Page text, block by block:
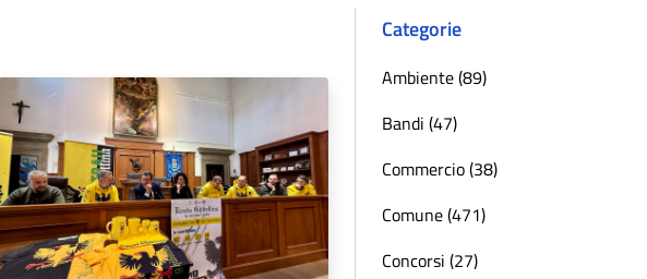
Categorie
Ambiente (89)
Bandi (47)
Commercio (38)
Comune (471)
Concorsi (27)